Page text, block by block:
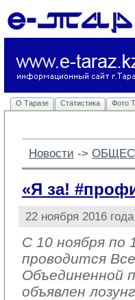
О Таразе Статистика Фото
Новости ->
«Я за!
22 ноября 2016 года
С 10 ноября по
проводится
объявлен